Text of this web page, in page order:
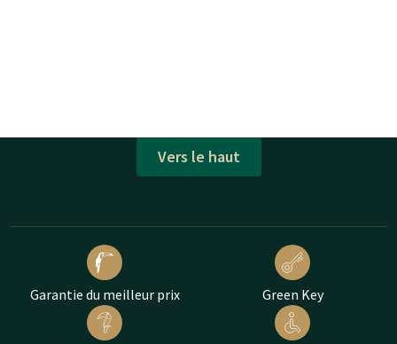
Vers le haut
Garantie du meilleur prix Green Key